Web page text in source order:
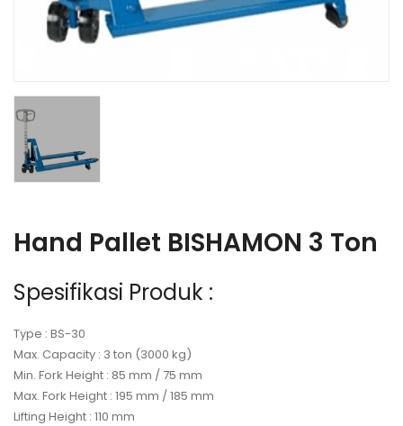
Hand Pallet BISHAMON 3 Ton
Spesifikasi Produk :
Type : BS-30
Max. Capacity : 3 ton (3000 kg)
Min. Fork Height : 85 mm / 75 mm
Max. Fork Height : 195 mm / 185 mm
Lifting Height : 110 mm